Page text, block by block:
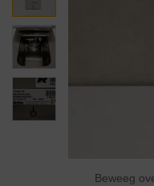
Beweeg